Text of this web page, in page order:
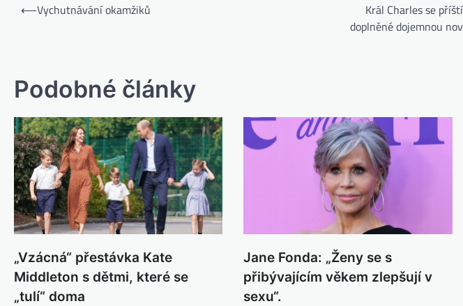
⟵Vychutnávání okamžiků
Král Charles se
doplněné dojemnou
Podobné články
„Vzácná“ přestávka Kate
Middleton s dětmi, které se
„tulí“ doma
Jane Fonda: „Ženy se s
přibývajícím věkem zlepšují v
sexu“.